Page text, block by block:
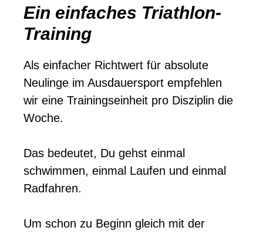
Ein einfaches Triathlon-
Training
Als einfacher Richtwert für absolute
Neulinge im Ausdauersport empfehlen
wir eine Trainingseinheit pro Disziplin die
Woche.
Das bedeutet, Du gehst einmal
schwimmen, einmal Laufen und einmal
Radfahren.
Um schon zu Beginn gleich mit der